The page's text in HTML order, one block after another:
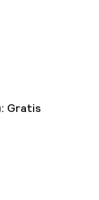
Gratis